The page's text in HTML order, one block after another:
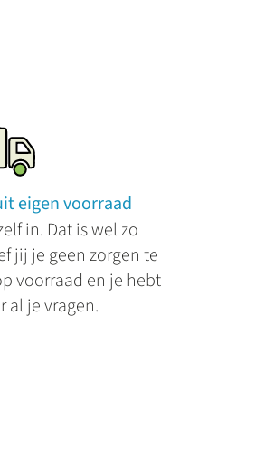
eigen voorraad
in. Dat is wel zo
jij je geen zorgen te
voorraad en je hebt
al je vragen.